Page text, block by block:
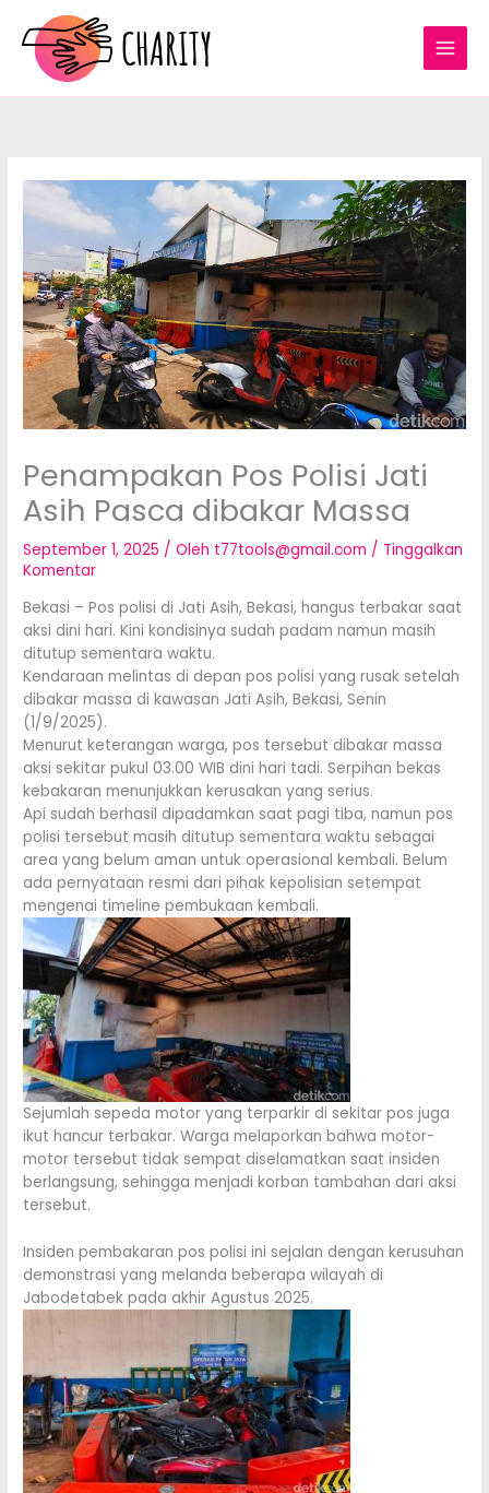
konten
Penampakan Pos Polisi Jati
Asih Pasca dibakar Massa
September 1, 2025 / Oleh t77tools@gmail.com / Tinggalkan
Komentar
Bekasi – Pos polisi di Jati Asih, Bekasi, hangus terbakar saat
aksi dini hari. Kini kondisinya sudah padam namun masih
ditutup sementara waktu.
Kendaraan melintas di depan pos polisi yang rusak setelah
dibakar massa di kawasan Jati Asih, Bekasi, Senin
(1/9/2025).
Menurut keterangan warga, pos tersebut dibakar massa
aksi sekitar pukul 03.00 WIB dini hari tadi. Serpihan bekas
kebakaran menunjukkan kerusakan yang serius.
Api sudah berhasil dipadamkan saat pagi tiba, namun pos
polisi tersebut masih ditutup sementara waktu sebagai
area yang belum aman untuk operasional kembali. Belum
ada pernyataan resmi dari pihak kepolisian setempat
mengenai timeline pembukaan kembali.
Sejumlah sepeda motor yang terparkir di sekitar pos juga
ikut hancur terbakar. Warga melaporkan bahwa motor-
motor tersebut tidak sempat diselamatkan saat insiden
berlangsung, sehingga menjadi korban tambahan dari aksi
tersebut.
Insiden pembakaran pos polisi ini sejalan dengan kerusuhan
demonstrasi yang melanda beberapa wilayah di
Jabodetabek pada akhir Agustus 2025.